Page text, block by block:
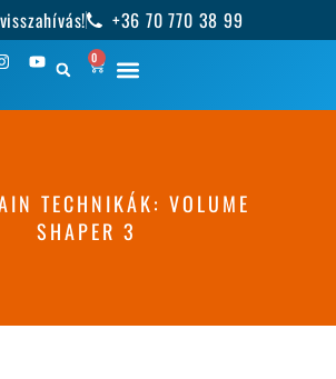
+36 70 770 38 99
0
TECHNIKÁK: VOLUME
SHAPER 3